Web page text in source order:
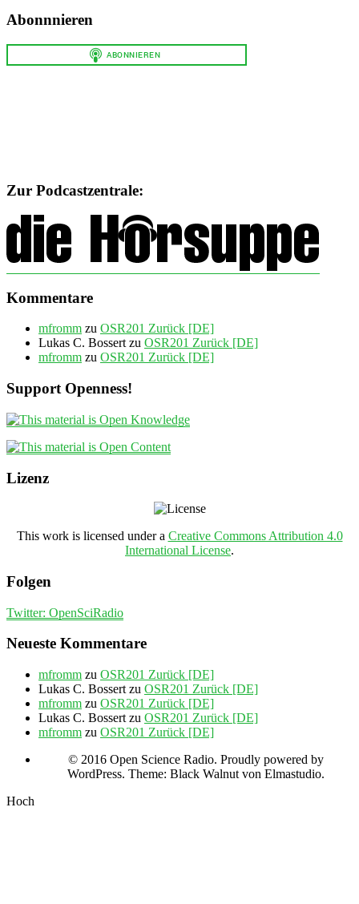
Abonnnieren
Zur Podcastzentrale:
Kommentare
mfromm zu OSR201 Zurück [DE]
Lukas C. Bossert zu OSR201 Zurück [DE]
mfromm zu OSR201 Zurück [DE]
Support Openness!
Lizenz
This work is licensed under a Creative Commons Attribution 4.0
International License.
Folgen
Twitter: OpenSciRadio
Neueste Kommentare
mfromm zu OSR201 Zurück [DE]
Lukas C. Bossert zu OSR201 Zurück [DE]
mfromm zu OSR201 Zurück [DE]
Lukas C. Bossert zu OSR201 Zurück [DE]
mfromm zu OSR201 Zurück [DE]
© 2016 Open Science Radio. Proudly powered by
WordPress. Theme: Black Walnut von Elmastudio.
Hoch